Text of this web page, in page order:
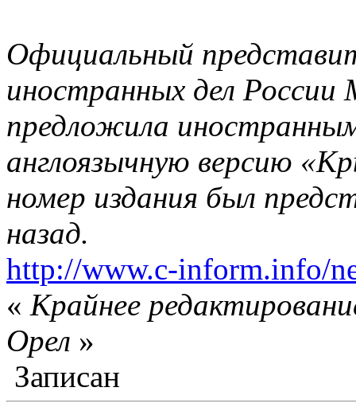
Официальный
иностранных дел России
предложила
англоязычную версию
номер издания был
назад.
http://www.c-inform.info/
« Крайнее
Орел »
Записан